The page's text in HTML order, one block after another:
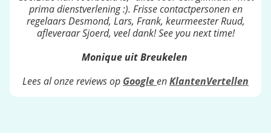
prima dienstverlening :). Frisse contactpersonen en
regelaars Desmond, Lars, Frank, keurmeester Ruud,
afleveraar Sjoerd, veel dank! See you next time!
Monique uit Breukelen
Lees al onze reviews op GoogleenKlantenVertellen